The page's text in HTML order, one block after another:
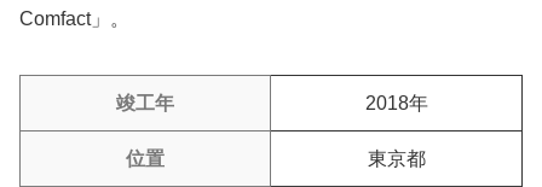
Comfact」。
竣工年 2018年
位置 東京都